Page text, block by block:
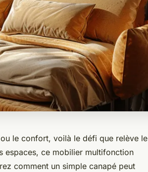
le confort, voilà le défi que relève le
espaces, ce mobilier multifonction
comment un simple canapé peut